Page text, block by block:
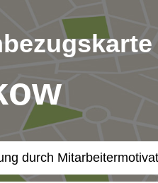
durch